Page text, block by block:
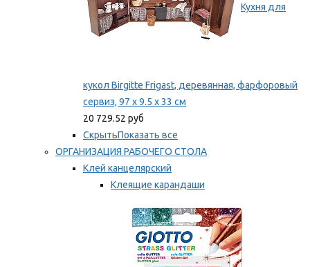
Кухня для
кукол Birgitte Frigast, деревянная, фарфоровый
сервиз, 97 x 9.5 x 33 см
20 729.52 руб
СкрытьПоказать все
ОРГАНИЗАЦИЯ РАБОЧЕГО СТОЛА
Клей канцелярский
Клеящие карандаши
Мы рекомендуем